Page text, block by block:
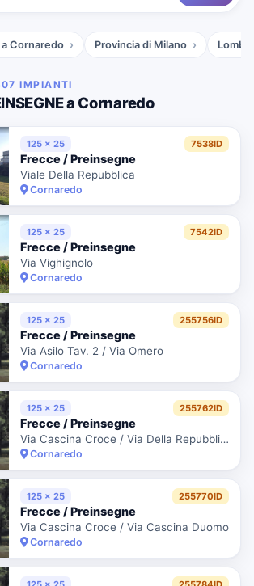
Cornaredo Provincia di Milano
IMPIANTI
a Cornaredo
125 x 25 7538ID
Frecce / Preinsegne
Viale Della Repubblica
Cornaredo
125 x 25 7542ID
Frecce / Preinsegne
Via Vighignolo
Cornaredo
125 x 25 255756ID
Frecce / Preinsegne
Via Asilo Tav. 2 / Via Omero
Cornaredo
125 x 25 255762ID
Frecce / Preinsegne
Via Cascina Croce / Via Della Repubblica / Lato Dx
Cornaredo
125 x 25 255770ID
Frecce / Preinsegne
Via Cascina Croce / Via Cascina Duomo
Cornaredo